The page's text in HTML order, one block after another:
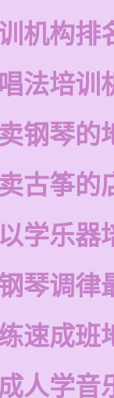
机构排
法培训
钢琴的
古筝的
学乐器
琴调律
速成班
人学音